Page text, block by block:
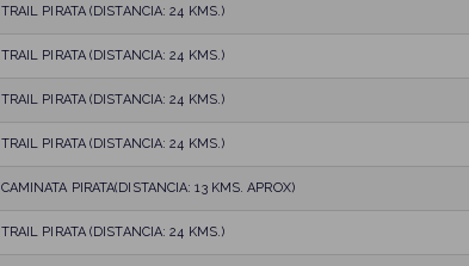
TRAIL PIRATA (DISTANCIA: 24 KMS.)
TRAIL PIRATA (DISTANCIA: 24 KMS.)
TRAIL PIRATA (DISTANCIA: 24 KMS.)
TRAIL PIRATA (DISTANCIA: 24 KMS.)
CAMINATA PIRATA(DISTANCIA: 13 KMS. APROX)
TRAIL PIRATA (DISTANCIA: 24 KMS.)